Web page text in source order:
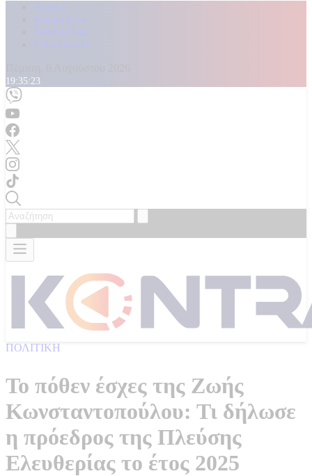
Αρχική
Kontra Live
Καταγγελίες
Επικοινωνία
19:35:25
ΠΟΛΙΤΙΚΗ
Το πόθεν έσχες της Ζωής
Κωνσταντοπούλου: Τι δήλωσε
η πρόεδρος της Πλεύσης
Ελευθερίας το έτος 2025